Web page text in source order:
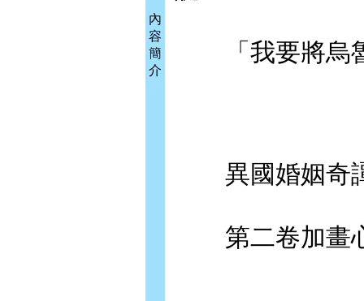
內
容
簡
介
「我要將烏
異國婚姻奇
第二卷加畫心